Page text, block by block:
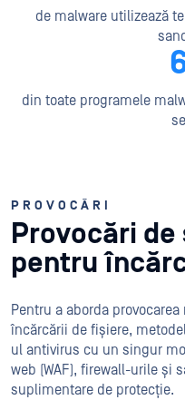
de malware utilizează
din toate programele
PROVOCĂRI
Provocări
pentru
Pentru a aborda
încărcării de fișiere,
ul antivirus cu un singur
web (WAF), firewall-urile și
suplimentare de protecție.